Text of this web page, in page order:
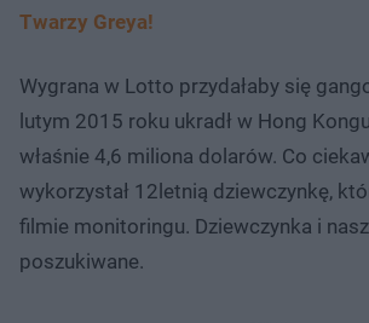
Twarzy Greya!
Wygrana w Lotto przydałaby się
lutym 2015 roku ukradł w Hong
właśnie 4,6 miliona dolarów. Co
wykorzystał 12letnią dziewczynkę,
filmie monitoringu. Dziewczynka i
poszukiwane.